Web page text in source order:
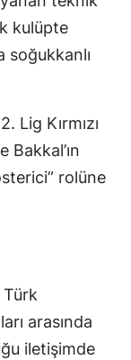
kulüpte
soğukkanlı
Lig Kırmızı
rolüne
Türk
arasında
iletişimde